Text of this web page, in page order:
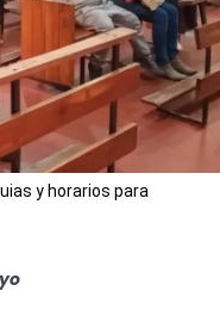
y horarios para